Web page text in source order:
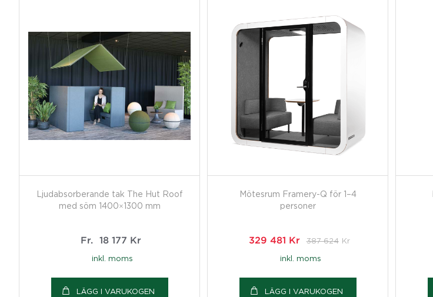
Ljudabsorberande tak The Hut Roof
med söm 1400×1300 mm
Fr. 18 177 Kr
inkl. moms
LÄGG I VARUKOGEN
Mötesrum Framery-Q för 1–4
personer
329 481 Kr 387 624 Kr
inkl. moms
LÄGG I VARUKOGEN